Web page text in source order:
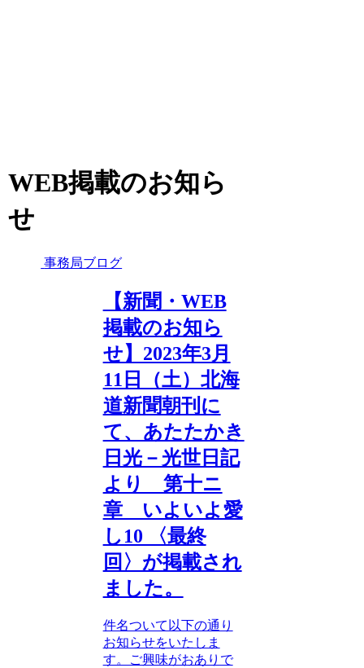
WEB掲載のお知ら
せ
事務局ブログ
【新聞・WEB
掲載のお知ら
せ】2023年3月
11日（土）北海
道新聞朝刊に
て、あたたかき
日光－光世日記
より 第十ニ
章 いよいよ愛
し10 〈最終
回〉が掲載され
ました。
件名ついて以下の通り
お知らせをいたしま
す。ご興味がおありで